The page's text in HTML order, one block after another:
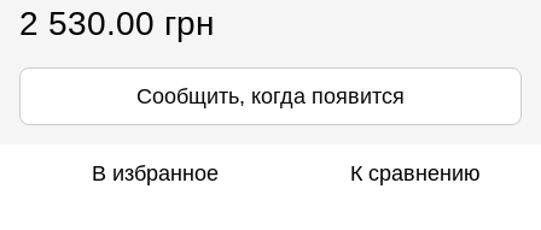
2 530.00 грн
Сообщить, когда появится
В избранное К сравнению